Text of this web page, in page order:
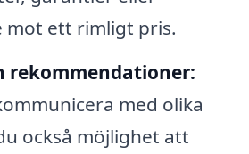
mot ett rimligt pris.
rekommendationer:
med olika
också möjlighet att